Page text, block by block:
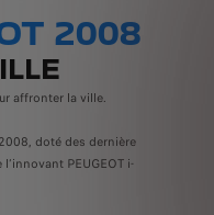
2008
affronter la ville.
doté des dernière
PEUGEOT i-